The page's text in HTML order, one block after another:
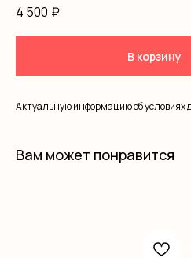
4 500 ₽
В корзину
Актуальную информацию об условиях
Вам может понравится